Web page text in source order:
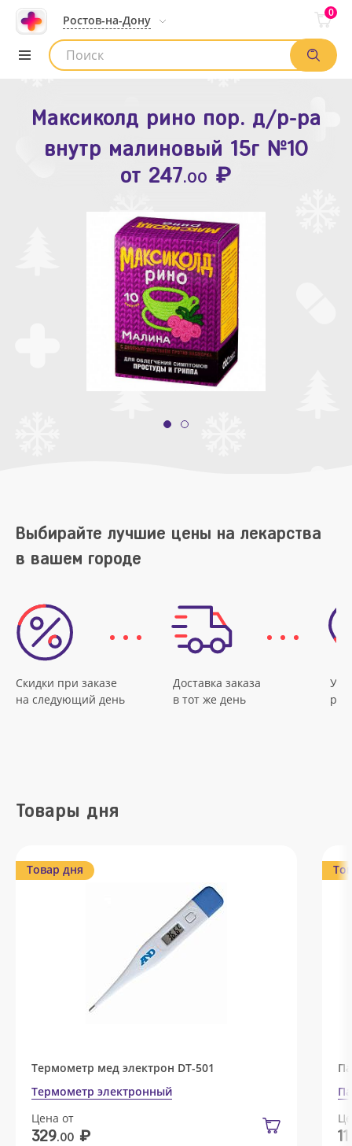
Ростов-на-Дону
0
Список аптек
Максиколд рино пор. д/р-ра
внутр малиновый 15г №10
от 247.00 ₽
Зодак таб. п.п.о. 10мг №10
от109.80 ₽
Выбирайте лучшие цены на лекарства
в вашем городе
Скидки при заказе
на следующий день
Доставка заказа
в тот же день
Товары дня
Товар дня
Термометр мед электрон DT-501
Термометр электронный
Цена от
329.00 ₽ 11